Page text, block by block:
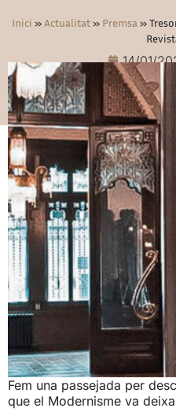
Inici » Actualitat» Premsa »
14/01/
Fem una passejada per
que el Modernisme va